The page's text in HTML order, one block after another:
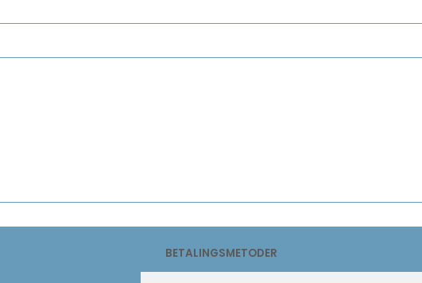
BETALINGSMETODER